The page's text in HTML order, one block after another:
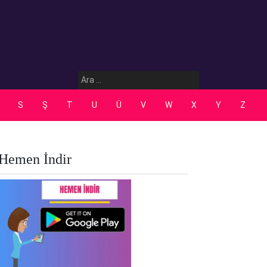
Arama:
S Ş T U Ü V W X Y Z
İndir